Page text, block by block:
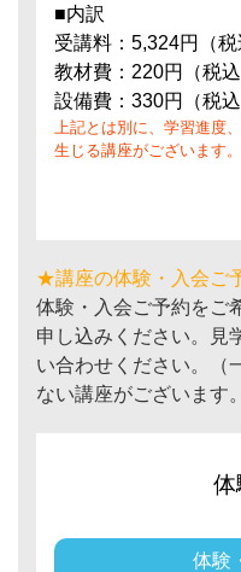
■内訳
受講料：5,324円（税
教材費：220円（税込
設備費：330円（税込
上記とは別に、学習進度
生じる講座がございます。
★講座の体験・入会ご
体験・入会ご予約をご
申し込みください。見
い合わせください。（
ない講座がございます
体
体験